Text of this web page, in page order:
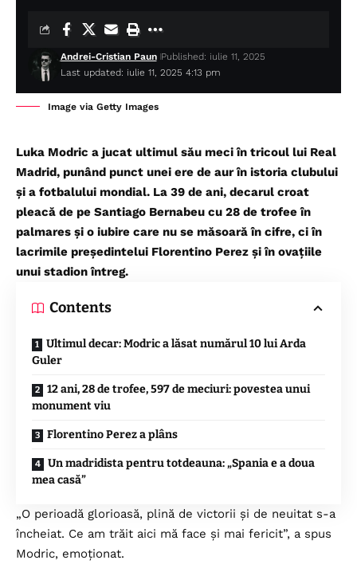
Last updated: iulie 11, 2025 4:13 pm
Andrei-Cristian Paun Published: iulie 11, 2025
Image via Getty Images
Luka Modric a jucat ultimul său meci în tricoul lui Real
Madrid, punând punct unei ere de aur în istoria clubului
și a fotbalului mondial. La 39 de ani, decarul croat
pleacă de pe Santiago Bernabeu cu 28 de trofee în
palmares și o iubire care nu se măsoară în cifre, ci în
lacrimile președintelui Florentino Perez și în ovațiile
unui stadion întreg.
Contents
Ultimul decar: Modric a lăsat numărul 10 lui Arda
Guler
12 ani, 28 de trofee, 597 de meciuri: povestea unui
monument viu
Florentino Perez a plâns
Un madridista pentru totdeauna: „Spania e a doua
mea casă”
„O perioadă glorioasă, plină de victorii și de neuitat s-a
încheiat. Ce am trăit aici mă face și mai fericit”, a spus
Modric, emoționat.